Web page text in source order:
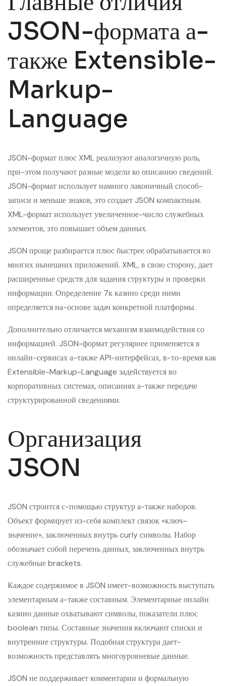
JSON-формата а-
также Extensible-
Markup-
Language
JSON-формат плюс XML реализуют аналогичную роль,
при-этом получают разные модели ко описанию сведений.
JSON-формат использует намного лаконичный способ-
записи и меньше знаков, это создает JSON компактным.
XML-формат использует увеличенное-число служебных
элементов, это повышает объем данных.
JSON проще разбирается плюс быстрее обрабатывается во
многих нынешних приложений. XML, в свою сторону, дает
расширенные средств для задания структуры и проверки
информации. Определение 7к казино среди ними
определяется на-основе задач конкретной платформы.
Дополнительно отличается механизм взаимодействия со
информацией. JSON-формат регулярнее применяется в
онлайн-сервисах а-также API-интерфейсах, в-то-время как
Extensible-Markup-Language задействуется во
корпоративных системах, описаниях а-также передаче
структурированной сведениями.
Организация
JSON
JSON строится с-помощью структур а-также наборов.
Объект формирует из-себя комплект связок «ключ–
значение», заключенных внутрь curly символы. Набор
обозначает собой перечень данных, заключенных внутрь
служебные brackets.
Каждое содержимое в JSON имеет-возможность выступать
элементарным а-также составным. Элементарные онлайн
казино данные охватывают символы, показатели плюс
boolean типы. Составные значения включают списки и
внутренние структуры. Подобная структура дает-
возможность представлять многоуровневые данные.
JSON не поддерживает комментарии и формальную